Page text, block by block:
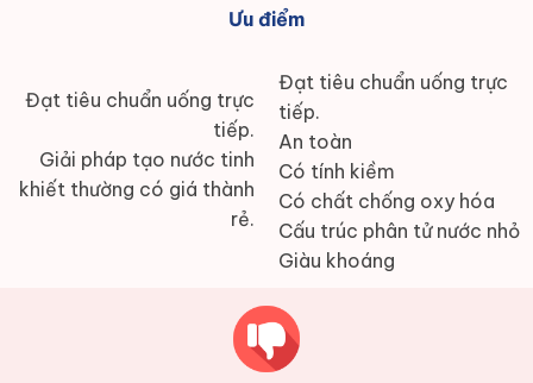
Đạt tiêu chuẩn uống trực
tiếp.
Giải pháp tạo nước tinh
khiết thường có giá thành
rẻ.
Ưu điểm
Đạt tiêu chuẩn uống trực
tiếp.
An toàn
Có tính kiềm
Có chất chống oxy hóa
Cấu trúc phân tử nước nhỏ
Giàu khoáng